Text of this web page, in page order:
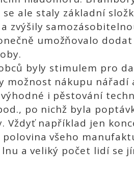
ale staly základní
zvýšily
umožňovalo
byly stimulem pro
možnost nákupu nářadí
i pěstování
po nichž byla
například jen
polovina všeho
a veliký počet lidí se